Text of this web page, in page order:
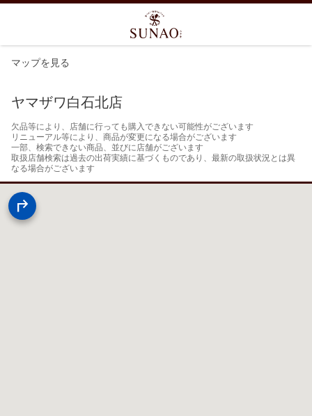
マップを見る
ヤマザワ白石北店
欠品等により、店舗に行っても購入できない可能性がございます
リニューアル等により、商品が変更になる場合がございます
一部、検索できない商品、並びに店舗がございます
取扱店舗検索は過去の出荷実績に基づくものであり、最新の取扱状況とは異
なる場合がございます